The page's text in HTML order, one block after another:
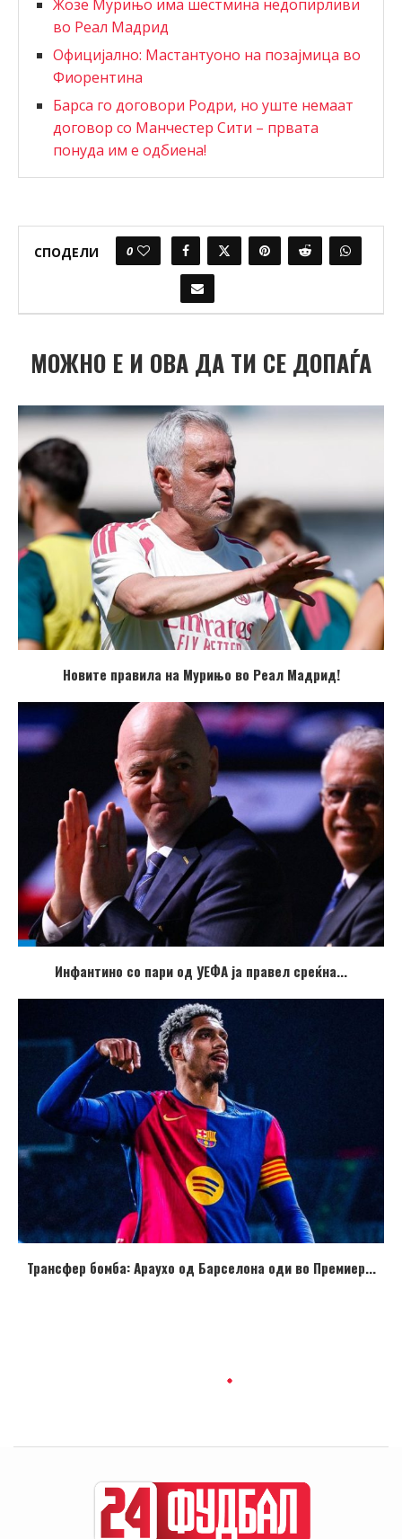
Жозе Мурињо има шестмина недопирливи
во Реал Мадрид
Официјално: Мастантуоно на позајмица во
Фиорентина
Барса го договори Родри, но уште немаат
договор со Манчестер Сити – првата
понуда им е одбиена!
СПОДЕЛИ 0
МОЖНО Е И ОВА ДА ТИ СЕ ДОПАЃА
Новите правила на Мурињо во Реал Мадрид!
Инфантино со пари од УЕФА ја правел среќна...
Трансфер бомба: Араухо од Барселона оди во Премиер...